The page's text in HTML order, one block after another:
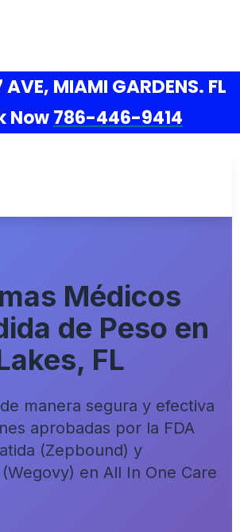
AVE, MIAMI GARDENS. FL
Now786-446-9414
Médicos
de Peso en
FL
manera segura y efectiva
aprobadas por la FDA
(Zepbound) y
en All In One Care